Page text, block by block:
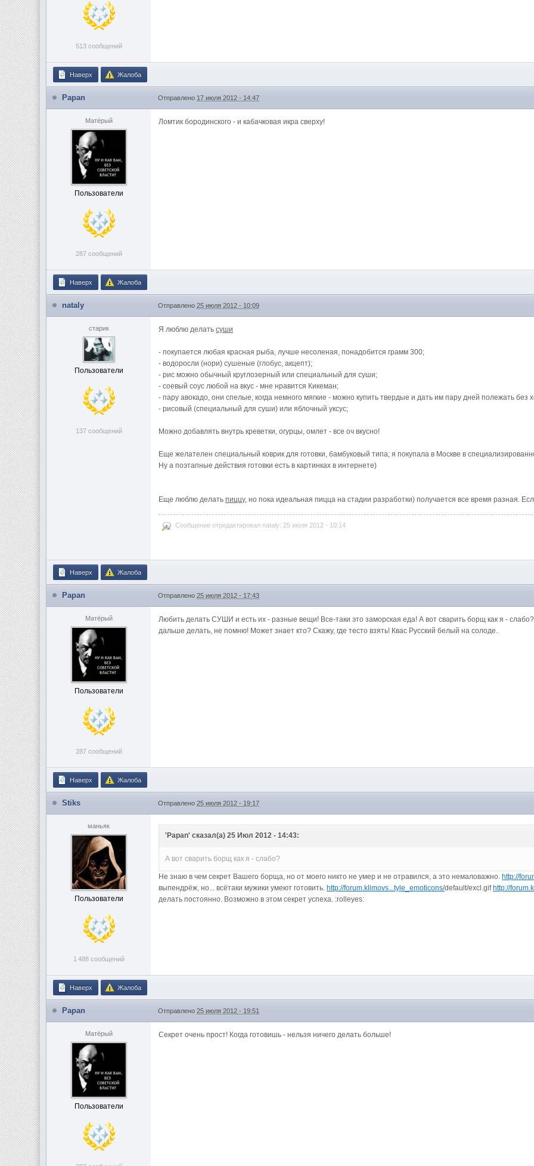
513 сообщений
Наверх Жалоба
Papan Отправлено 17 июля 2012 - 14:47
Матёрый
Пользователи
287 сообщений
Ломтик бородинского - и кабачковая икра сверху!
Наверх Жалоба
nataly Отправлено25 июля 2012 - 10:09
старик
Пользователи
137 сообщений
Я люблю делатьсуши
- покупается любая красная рыба, лучше несоленая, понадобится грамм 300;
- водоросли (нори) сушеные (глобус, акцепт);
- рис можно обычный круглозерный или специальный для суши;
- соевый соус любой на вкус - мне нравится Кикеман;
- пару авокадо, они спелые, когда немного мягкие - можно купить твердые и дать им пару дней полежать без
- рисовый (специальный для суши) или яблочный уксус;
Можно добавлять внутрь креветки, огурцы, омлет - все оч вкусно!
Еще желателен специальный коврик для готовки, бамбуковый типа; я покупала в Москве в
Ну а поэтапные действия готовки есть в картинках в интернете)
Еще люблю делатьпиццу, но пока идеальная пицца на стадии разработки) получается все время разная.
Сообщение отредактировал nataly: 25 июля 2012 - 10:14
Наверх Жалоба
Papan Отправлено25 июля 2012 - 17:43
Матёрый
Пользователи
287 сообщений
Любить делать СУШИ и есть их - разные вещи! Все-таки это заморская еда! А вот сварить борщ как я -
дальше делать, не помню! Может знает кто? Скажу, где тесто взять! Квас Русский белый на солоде.
Наверх Жалоба
Stiks Отправлено25 июля 2012 - 19:17
маньяк
Пользователи
1 488 сообщений
'Papan' сказал(а) 25 Июл 2012 - 14:43:
А вот сварить борщ как я - слабо?
Не знаю в чем секрет Вашего борща, но от моего никто не умер и не отравился, а это немаловажно. http://
выпендрёж, но... всётаки мужики умеют готовить. http://forum.klimovs...tyle_emoticons/default/excl.gif http://
делать постоянно. Возможно в этом секрет успеха. :rolleyes:
Наверх Жалоба
Papan Отправлено25 июля 2012 - 19:51
Матёрый
Пользователи
Секрет очень прост! Когда готовишь - нельзя ничего делать больше!